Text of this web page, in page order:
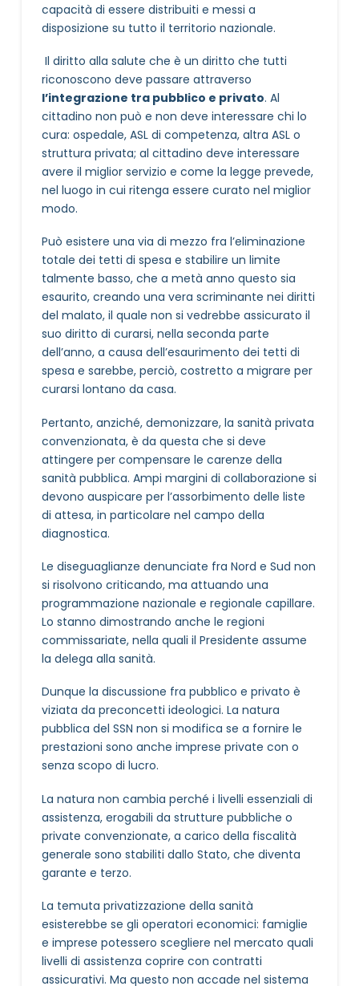
capacità di essere distribuiti e messi a
disposizione su tutto il territorio nazionale.
Il diritto alla salute che è un diritto che tutti
riconoscono deve passare attraverso
l’integrazione tra pubblico e privato. Al
cittadino non può e non deve interessare chi lo
cura: ospedale, ASL di competenza, altra ASL o
struttura privata; al cittadino deve interessare
avere il miglior servizio e come la legge prevede,
nel luogo in cui ritenga essere curato nel miglior
modo.
Può esistere una via di mezzo fra l’eliminazione
totale dei tetti di spesa e stabilire un limite
talmente basso, che a metà anno questo sia
esaurito, creando una vera scriminante nei diritti
del malato, il quale non si vedrebbe assicurato il
suo diritto di curarsi, nella seconda parte
dell’anno, a causa dell’esaurimento dei tetti di
spesa e sarebbe, perciò, costretto a migrare per
curarsi lontano da casa.
Pertanto, anziché, demonizzare, la sanità privata
convenzionata, è da questa che si deve
attingere per compensare le carenze della
sanità pubblica. Ampi margini di collaborazione si
devono auspicare per l’assorbimento delle liste
di attesa, in particolare nel campo della
diagnostica.
Le diseguaglianze denunciate fra Nord e Sud non
si risolvono criticando, ma attuando una
programmazione nazionale e regionale capillare.
Lo stanno dimostrando anche le regioni
commissariate, nella quali il Presidente assume
la delega alla sanità.
Dunque la discussione fra pubblico e privato è
viziata da preconcetti ideologici. La natura
pubblica del SSN non si modifica se a fornire le
prestazioni sono anche imprese private con o
senza scopo di lucro.
La natura non cambia perché i livelli essenziali di
assistenza, erogabili da strutture pubbliche o
private convenzionate, a carico della fiscalità
generale sono stabiliti dallo Stato, che diventa
garante e terzo.
La temuta privatizzazione della sanità
esisterebbe se gli operatori economici: famiglie
e imprese potessero scegliere nel mercato quali
livelli di assistenza coprire con contratti
assicurativi. Ma questo non accade nel sistema